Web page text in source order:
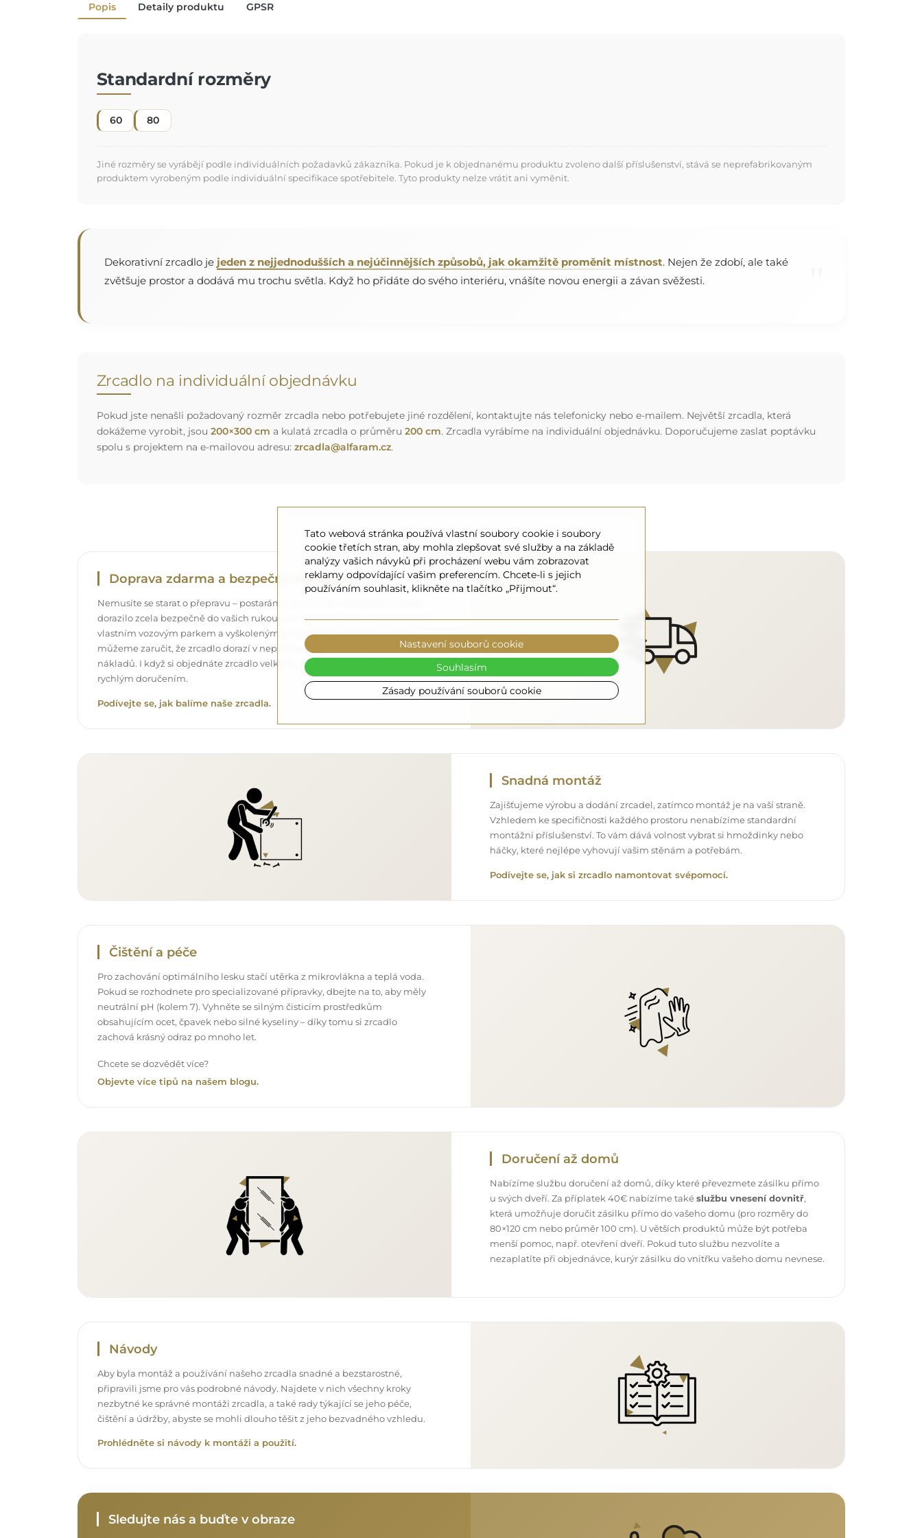
Popis Detaily produktu GPSR
Standardní rozměry
60 80
Jiné rozměry se vyrábějí podle individuálních požadavků zákazníka. Pokud je k objednanému produktu zvoleno další příslušenství, stává se neprefabrikovaným
produktem vyrobeným podle individuální specifikace spotřebitele. Tyto produkty nelze vrátit ani vyměnit.
Dekorativní zrcadlo je jeden z nejjednodušších a nejúčinnějších způsobů, jak okamžitě proměnit místnost. Nejen že zdobí, ale také
zvětšuje prostor a dodává mu trochu světla. Když ho přidáte do svého interiéru, vnášíte novou energii a závan svěžesti.
Zrcadlo na individuální objednávku
Pokud jste nenašli požadovaný rozměr zrcadla nebo potřebujete jiné rozdělení, kontaktujte nás telefonicky nebo e-mailem. Největší zrcadla, která
dokážeme vyrobit, jsou 200×300 cm a kulatá zrcadla o průměru 200 cm. Zrcadla vyrábíme na individuální objednávku. Doporučujeme zaslat poptávku
spolu s projektem na e-mailovou adresu: zrcadla@alfaram.cz.
Doprava zdarma a bezpečný transport
Nemusíte se starat o přepravu – postaráme se o to, aby objednané zrcadlo
dorazilo zcela bezpečně do vašich rukou, a to úplně zdarma. Disponujeme
vlastním vozovým parkem a vyškoleným personálem, díky čemuž vám
můžeme zaručit, že zrcadlo dorazí v neporušeném stavu, bez dodatečných
nákladů. I když si objednáte zrcadlo velkých rozměrů, můžete počítat s
rychlým doručením.
Podívejte se, jak balíme naše zrcadla.
Snadná montáž
Zajišťujeme výrobu a dodání zrcadel, zatímco montáž je na vaší straně.
Vzhledem ke specifičnosti každého prostoru nenabízíme standardní
montážní příslušenství. To vám dává volnost vybrat si hmoždinky nebo
háčky, které nejlépe vyhovují vašim stěnám a potřebám.
Podívejte se, jak si zrcadlo namontovat svépomocí.
Čištění a péče
Pro zachování optimálního lesku stačí utěrka z mikrovlákna a teplá voda.
Pokud se rozhodnete pro specializované přípravky, dbejte na to, aby měly
neutrální pH (kolem 7). Vyhněte se silným čisticím prostředkům
obsahujícím ocet, čpavek nebo silné kyseliny – díky tomu si zrcadlo
zachová krásný odraz po mnoho let.
Chcete se dozvědět více?
Objevte více tipů na našem blogu.
Doručení až domů
Nabízíme službu doručení až domů, díky které převezmete zásilku přímo
u svých dveří. Za příplatek 40€ nabízíme takéslužbu vnesení dovnitř,
která umožňuje doručit zásilku přímo do vašeho domu (pro rozměry do
80×120 cm nebo průměr 100 cm). U větších produktů může být potřeba
menší pomoc, např. otevření dveří. Pokud tuto službu nezvolíte a
nezaplatíte při objednávce, kurýr zásilku do vnitřku vašeho domu nevnese.
Návody
Aby byla montáž a používání našeho zrcadla snadné a bezstarostné,
připravili jsme pro vás podrobné návody. Najdete v nich všechny kroky
nezbytné ke správné montáži zrcadla, a také rady týkající se jeho péče,
čištění a údržby, abyste se mohli dlouho těšit z jeho bezvadného vzhledu.
Prohlédněte si návody k montáži a použití.
Sledujte nás a buďte v obraze
Tato webová stránka používá vlastní soubory cookie i soubory
cookie třetích stran, aby mohla zlepšovat své služby a na základě
analýzy vašich návyků při procházení webu vám zobrazovat
reklamy odpovídající vašim preferencím. Chcete-li s jejich
používáním souhlasit, klikněte na tlačítko „Přijmout“.
Zásady používání souborů cookie
Nastavení souborů cookie
Souhlasím